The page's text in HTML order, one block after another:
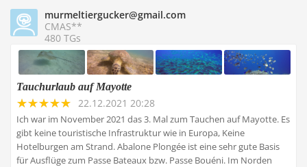
murmeltiergucker@gmail.com
CMAS**
480 TGs
Tauchurlaub auf Mayotte
22.12.2021 20:28
Ich war im November 2021 das 3. Mal zum Tauchen auf Mayotte. Es
gibt keine touristische Infrastruktur wie in Europa, Keine
Hotelburgen am Strand. Abalone Plongée ist eine sehr gute Basis
für Ausflüge zum Passe Bateaux bzw. Passe Bouéni. Im Norden